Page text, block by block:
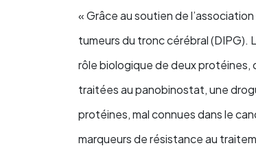
« Grâce au soutien de
tumeurs du tronc cérébral (DIPG).
rôle biologique de deux protéines,
traitées au panobinostat, une
protéines, mal connues dans le
marqueurs de résistance au